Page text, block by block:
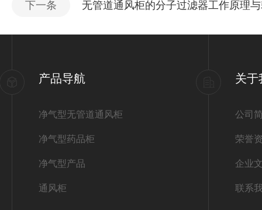
下一条 无管道通风柜的分子过滤器工作原理
产品导航
净气型无管道通风柜
净气型药品柜
净气型产品
通风柜
关于
公司
荣誉
企业
联系